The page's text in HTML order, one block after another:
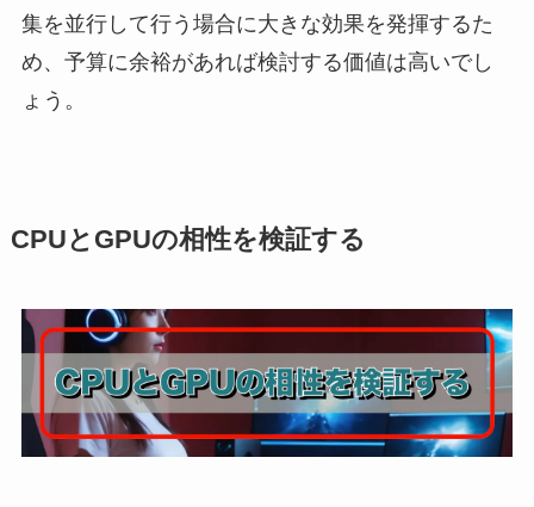
集を並行して行う場合に大きな効果を発揮するた
め、予算に余裕があれば検討する価値は高いでし
ょう。
CPUとGPUの相性を検証する